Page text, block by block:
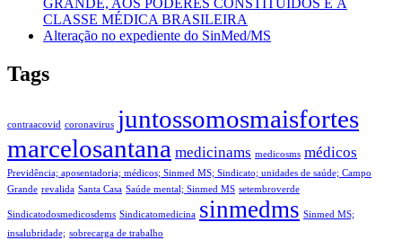
GRANDE, AOS PODERES CONSTITUÍDOS E À
CLASSE MÉDICA BRASILEIRA
Alteração no expediente do SinMed/MS
Tags
contraacovid coronavirus juntossomosmaisfortes
marcelosantana medicinams medicosms médicos
Previdência; aposentadoria; médicos; Sinmed MS; Sindicato; unidades de saúde; Campo
Grande revalida Santa Casa Saúde mental; Sinmed MS setembroverde
Sindicatodosmedicosdems Sindicatomedicina sinmedms Sinmed MS;
insalubridade; sobrecarga de trabalho